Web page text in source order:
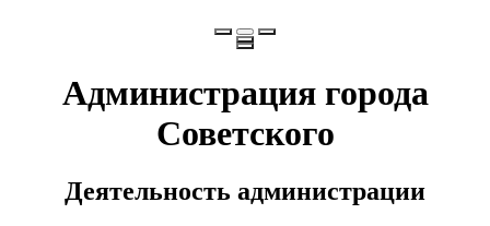
Администрация города
Советского
Деятельность администрации